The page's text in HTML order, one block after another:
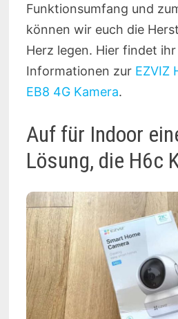
Funktionsumfang und
können wir euch die
Herz legen. Hier findet ihr
Informationen zur EZVIZ
EB8 4G Kamera.
Auf für Indoor
Lösung, die H6c